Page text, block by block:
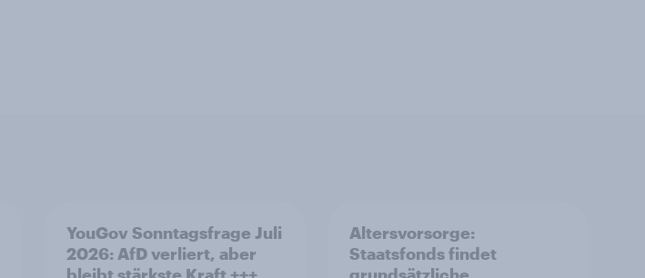
YouGov Sonntagsfrage Juli
2026: AfD verliert, aber
Altersvorsorge:
Staatsfonds findet